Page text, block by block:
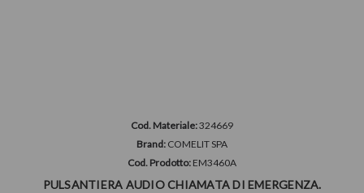
Cod. Materiale:324669
Brand: COMELIT SPA
Cod. Prodotto: EM3460A
PULSANTIERA AUDIO CHIAMATA DI EMERGENZA.